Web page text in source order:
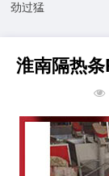
劲过猛